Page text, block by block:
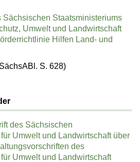
Sächsischen Staatsministeriums
Umwelt und Landwirtschaft
Hilfen Land- und
S. 628)
des Sächsischen
Umwelt und Landwirtschaft über
des
Umwelt und Landwirtschaft